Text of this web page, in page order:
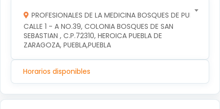
PROFESIONALES DE LA MEDICINA BOSQUES DE PUEBLA S
CALLE 1 - A NO.39, COLONIA BOSQUES DE SAN
SEBASTIAN , C.P.72310, HEROICA PUEBLA DE
ZARAGOZA, PUEBLA,PUEBLA
Horarios disponibles